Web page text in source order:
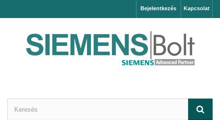
Kapcsolat
Bejelentkezés